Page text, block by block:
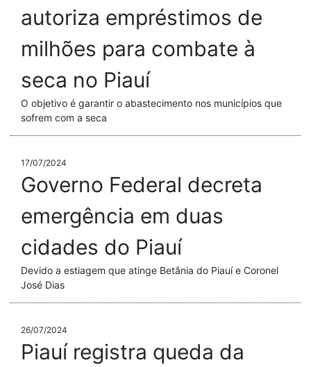
autoriza empréstimos de
milhões para combate à
seca no Piauí
O objetivo é garantir o abastecimento nos municípios que
sofrem com a seca
17/07/2024
Governo Federal decreta
emergência em duas
cidades do Piauí
Devido a estiagem que atinge Betânia do Piauí e Coronel
José Dias
26/07/2024
Piauí registra queda da